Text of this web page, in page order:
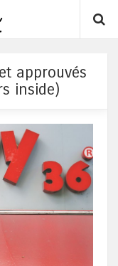
approuvés
inside)